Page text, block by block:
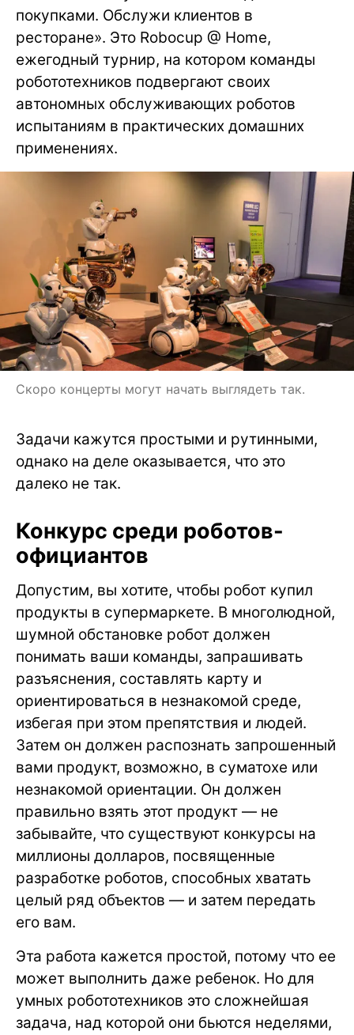
покупками. Обслужи клиентов в
ресторане». Это Robocup @ Home,
ежегодный турнир, на котором команды
робототехников подвергают своих
автономных обслуживающих роботов
испытаниям в практических домашних
применениях.
Скоро концерты могут начать выглядеть так.
Задачи кажутся простыми и рутинными,
однако на деле оказывается, что это
далеко не так.
Конкурс среди роботов-
официантов
Допустим, вы хотите, чтобы робот купил
продукты в супермаркете. В многолюдной,
шумной обстановке робот должен
понимать ваши команды, запрашивать
разъяснения, составлять карту и
ориентироваться в незнакомой среде,
избегая при этом препятствия и людей.
Затем он должен распознать запрошенный
вами продукт, возможно, в суматохе или
незнакомой ориентации. Он должен
правильно взять этот продукт — не
забывайте, что существуют конкурсы на
миллионы долларов, посвященные
разработке роботов, способных хватать
целый ряд объектов — и затем передать
его вам.
Эта работа кажется простой, потому что ее
может выполнить даже ребенок. Но для
умных робототехников это сложнейшая
задача, над которой они бьются неделями,